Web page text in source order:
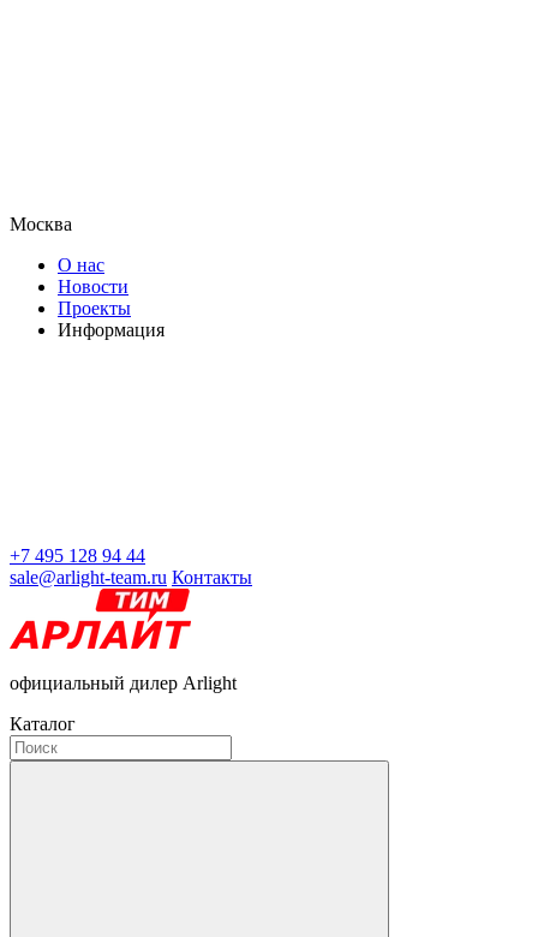
Москва
О нас
Новости
Проекты
Информация
+7 495 128 94 44
sale@arlight-team.ru Контакты
официальный дилер Arlight
Каталог